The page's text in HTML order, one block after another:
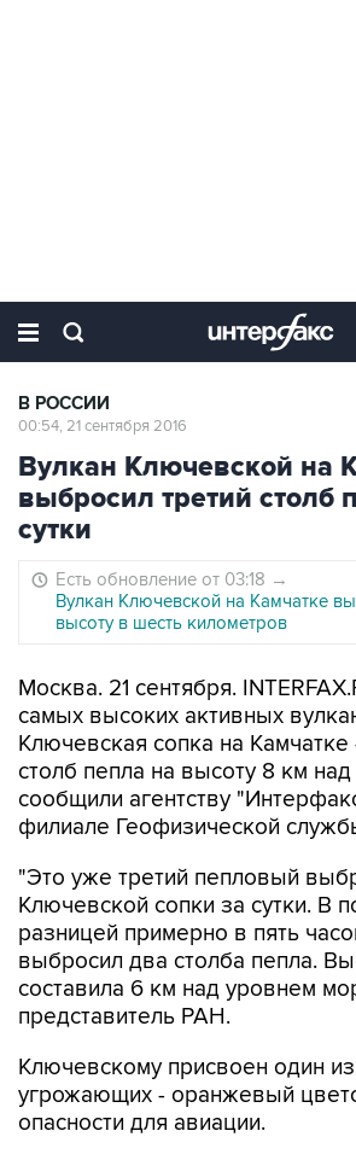
В РОССИИ
00:54, 21 сентября 2016
Вулкан Ключевской на
выбросил третий столб
сутки
Есть обновление от 03:18 →
Вулкан Ключевской на Камчатке
высоту в шесть километров
Москва. 21 сентября.
самых высоких активных
Ключевская сопка на
столб пепла на высоту 8 км
сообщили агентству
филиале Геофизической
"Это уже третий пепловый
Ключевской сопки за сутки. В
разницей примерно в пять
выбросил два столба пепла.
составила 6 км над уровнем
представитель РАН.
Ключевскому присвоен один
угрожающих - оранжевый
опасности для авиации.